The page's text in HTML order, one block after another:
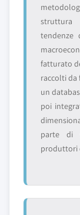
struttura
tendenze
fatturato
raccolti da
un
poi
parte di
produttori